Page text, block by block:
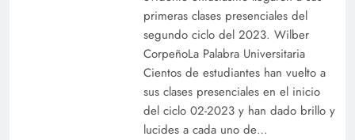
primeras clases presenciales del
segundo ciclo del 2023. Wilber
CorpeñoLa Palabra Universitaria
Cientos de estudiantes han vuelto a
sus clases presenciales en el inicio
del ciclo 02-2023 y han dado brillo y
lucides a cada uno de…